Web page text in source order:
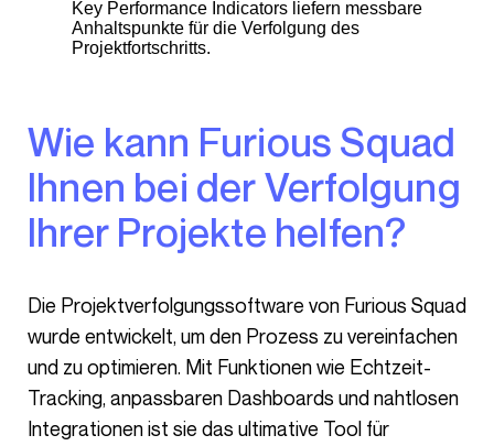
Key Performance Indicators liefern messbare
Anhaltspunkte für die Verfolgung des
Projektfortschritts.
Wie kann Furious Squad
Ihnen bei der Verfolgung
Ihrer Projekte helfen?
Die Projektverfolgungssoftware von Furious Squad
wurde entwickelt, um den Prozess zu vereinfachen
und zu optimieren. Mit Funktionen wie Echtzeit-
Tracking, anpassbaren Dashboards und nahtlosen
Integrationen ist sie das ultimative Tool für